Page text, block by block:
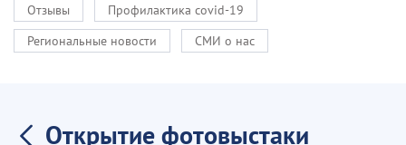
Отзывы
Профилактика covid-19
Региональные новости
СМИ о нас
Открытие фотовыстаки